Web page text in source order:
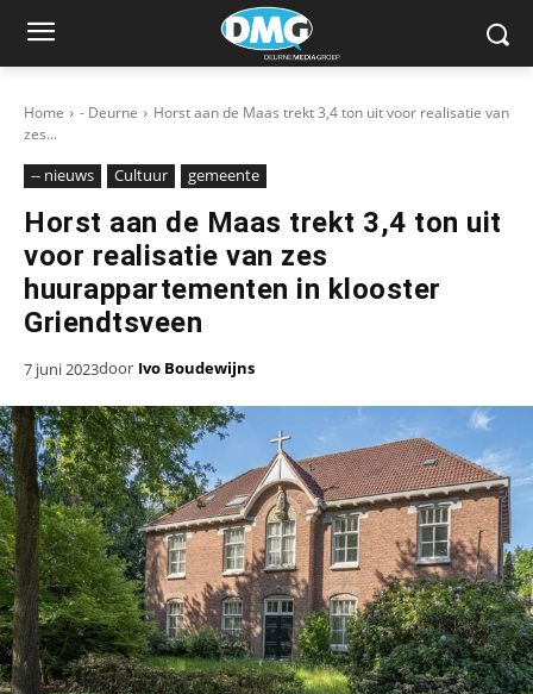
Home - Deurne
Horst aan de Maas trekt 3,4 ton uit voor realisatie van
zes...
-- nieuws Cultuur gemeente
Horst aan de Maas trekt 3,4 ton uit
voor realisatie van zes
huurappartementen in klooster
Griendtsveen
7 juni 2023door Ivo Boudewijns